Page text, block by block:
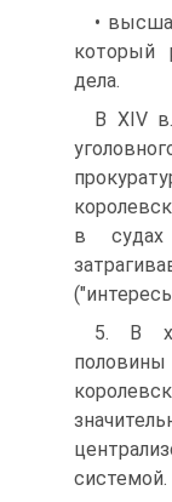
•
который
дела.
В XIV
в
5. В